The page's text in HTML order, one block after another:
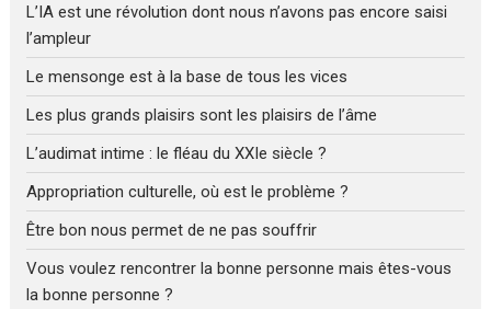
L’IA est une révolution dont nous n’avons pas encore saisi
l’ampleur
Le mensonge est à la base de tous les vices
Les plus grands plaisirs sont les plaisirs de l’âme
L’audimat intime : le fléau du XXIe siècle ?
Appropriation culturelle, où est le problème ?
Être bon nous permet de ne pas souffrir
Vous voulez rencontrer la bonne personne mais êtes-vous
la bonne personne ?